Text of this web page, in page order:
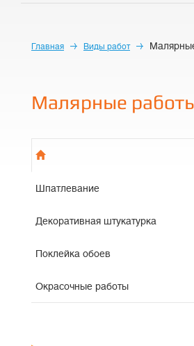
Главная Виды работ
Малярные
Шпатлевание
Декоративная штукатурка
Поклейка обоев
Окрасочные работы